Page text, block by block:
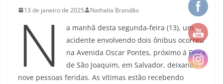
13 de janeiro de 2025 Nathalia Brandão
N
a manhã desta segunda-feira (13), um
acidente envolvendo dois ônibus ocorreu
na Avenida Oscar Pontes, próximo à Feira
de São Joaquim, em Salvador, deixando
nove pessoas feridas. As vítimas estão recebendo